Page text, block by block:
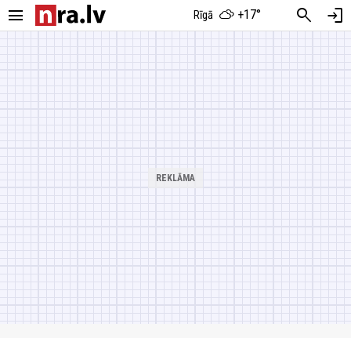
menu Rīgā +17° search login